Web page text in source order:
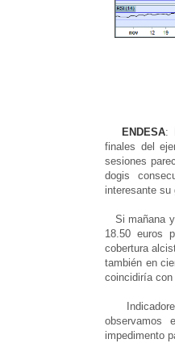
ENDESA:
finales del
sesiones
dogis
interesante
Si mañana y
18.50 euros
cobertura
también en
coincidiría
impedimento